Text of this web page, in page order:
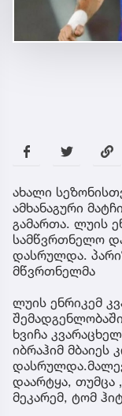
ახალი
ამხანაგური
გამართა. ლუის
სამწვრთნელო
დასრულდა.
მწვრთნელმა
ლუის ენრიკემ
ხვიჩა
იბრაჰიმ მბაიეს
დაარტყა, თუმცა
მეკარემ, ტომ